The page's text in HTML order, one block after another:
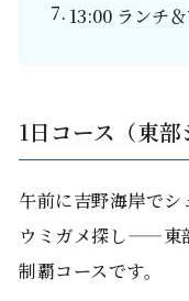
13:00 ランチ
1日コース（東部
午前に吉野海岸で
ウミガメ探し——東
制覇コースです。